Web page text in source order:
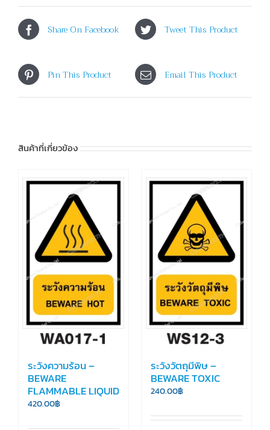
Share On Facebook Tweet This Product
Pin This Product Email This Product
สินค้าที่เกี่ยวข้อง
ระวังความร้อน –
BEWARE
FLAMMABLE LIQUID
420.00฿
ระวังวัตถุมีพิษ –
BEWARE TOXIC
240.00฿